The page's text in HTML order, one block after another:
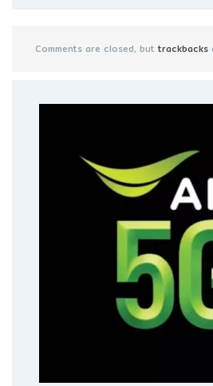
Comments are closed, buttrackbacks